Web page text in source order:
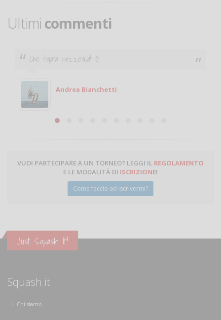
Ultimi commenti
Che figata pazzesca! :O
Andrea Bianchetti
VUOI PARTECIPARE A UN TORNEO? LEGGI IL REGOLAMENTO
E LE MODALITÀ DI ISCRIZIONE!
Come faccio ad iscrivermi?
Just Squash It!
Squash.it
Chi siamo